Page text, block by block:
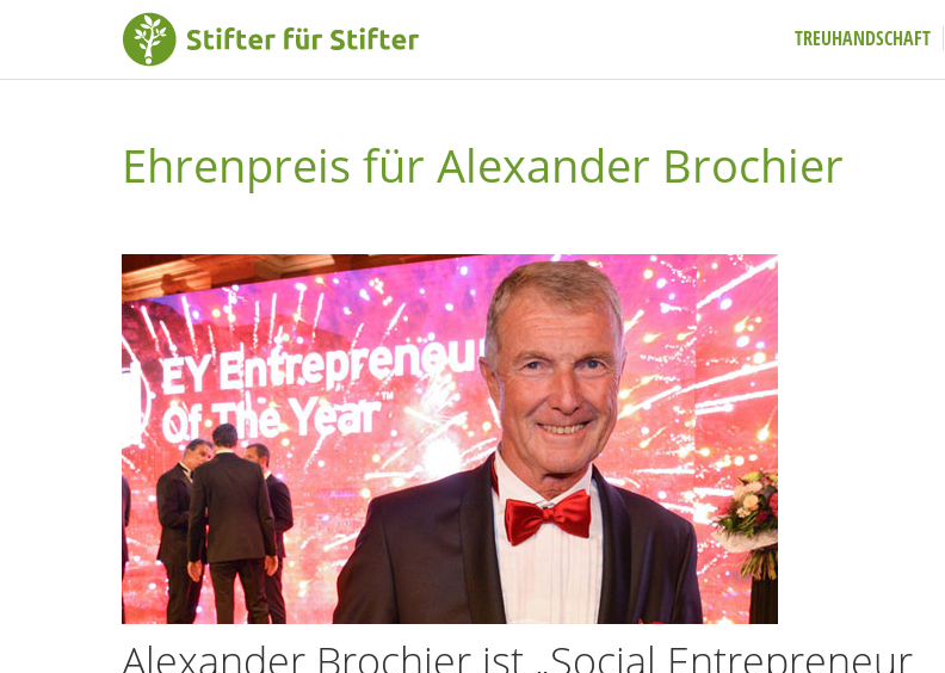
TREUHANDSCHAFT
Ehrenpreis für Alexander Brochier
Alexander Brochier ist „Social Entrepreneur